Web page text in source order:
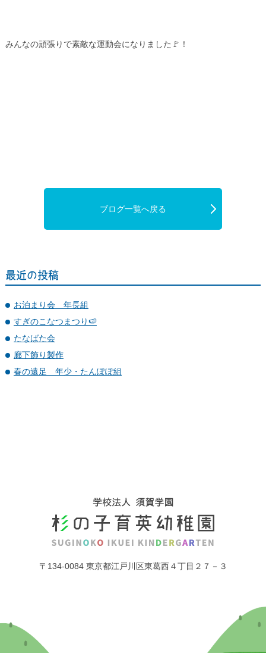
みんなの頑張りで素敵な運動会になりました🚩！
ブログ一覧へ戻る
最近の投稿
お泊まり会 年長組
すぎのこなつまつり🍉
たなばた会
廊下飾り製作
春の遠足 年少・たんぽぽ組
〒134-0084 東京都江戸川区東葛西４丁目２７－３